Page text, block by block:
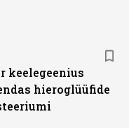
keelegeenius
hieroglüüfide